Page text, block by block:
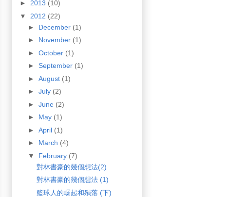
► 2013 (10)
▼ 2012 (22)
► December (1)
► November (1)
► October (1)
► September (1)
► August (1)
► July (2)
► June (2)
► May (1)
► April (1)
► March (4)
▼ February (7)
對林書豪的幾個想法(2)
對林書豪的幾個想法 (1)
籃球人的崛起和殞落 (下)